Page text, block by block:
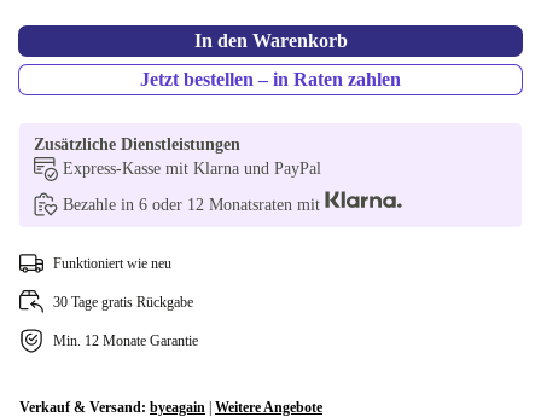
In den Warenkorb
Jetzt bestellen – in Raten zahlen
Zusätzliche Dienstleistungen
Express-Kasse mit Klarna und PayPal
Bezahle in 6 oder 12 Monatsraten mit
Funktioniert wie neu
30 Tage gratis Rückgabe
Min. 12 Monate Garantie
Verkauf & Versand: byeagain Weitere Angebote